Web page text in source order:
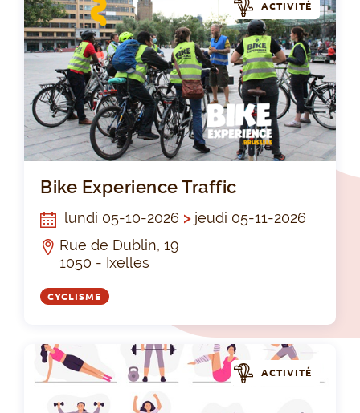
ACTIVITÉ
Bike Experience Traffic
lundi 05-10-2026 >jeudi 05-11-2026
Rue de Dublin, 19
1050 - Ixelles
CYCLISME
ACTIVITÉ